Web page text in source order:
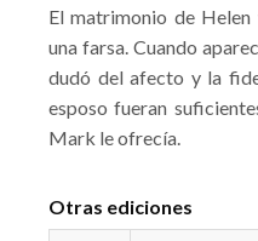
El matrimonio de
una farsa. Cuando
dudó del afecto y la
esposo fueran
Mark le ofrecía.
Otras ediciones